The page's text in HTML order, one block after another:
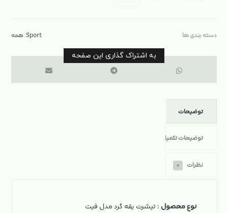
دسته بندی ها Sport
,همه
توضیحات
توضیحات تکمیلی
نظرات ۰
نوع محصول : تیشرت یقه گرد مدل فیت